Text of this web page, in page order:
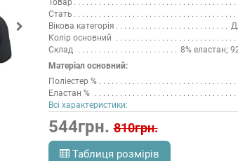
Товар
Стать
Вікова категорія
Колір основний
Склад
8% еластан;
Матеріал основний:
Поліестер %
Еластан %
Всі характеристики:
544грн. 810грн.
Таблиця розмірів